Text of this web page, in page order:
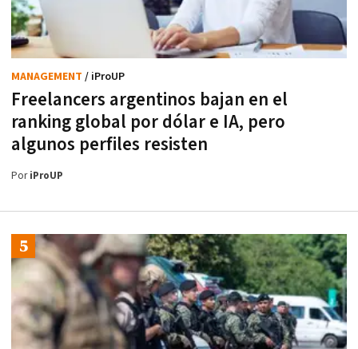
Freelancers argentinos bajan en el
ranking global por dólar e IA, pero
algunos perfiles resisten
MANAGEMENT / iProUP
PoriProUP